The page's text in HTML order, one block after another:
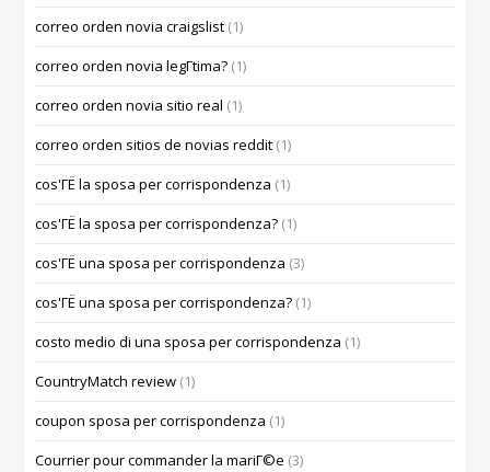
correo orden novia craigslist (1)
correo orden novia legГ­tima? (1)
correo orden novia sitio real (1)
correo orden sitios de novias reddit (1)
cos'ГЁ la sposa per corrispondenza (1)
cos'ГЁ la sposa per corrispondenza? (1)
cos'ГЁ una sposa per corrispondenza (3)
cos'ГЁ una sposa per corrispondenza? (1)
costo medio di una sposa per corrispondenza (1)
CountryMatch review (1)
coupon sposa per corrispondenza (1)
Courrier pour commander la mariГ©e (3)